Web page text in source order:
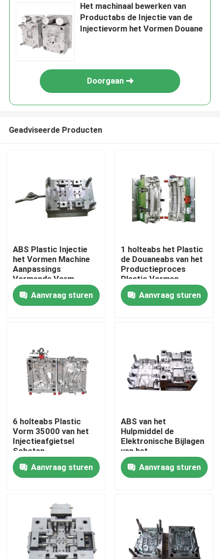
Huis
Producten
Fabrieksreis
Kwaliteitscontrole
Contacteer ons
Nieuws
de producten van het injectieafgietsel
Het plastic Injectie Vormen
Het machinaal bewerken van
Productabs de Injectie van de
Injectievorm het Vormen Douane
Doorgaan
Geadviseerde Producten
ABS Plastic Injectie
het Vormen Machine
Aanpassings
Vormende Vorm
Aanvraag sturen
1 holteabs het Plastic
de Douaneabs van het
Productieproces
Plastic Vormen
Aanvraag sturen
6 holteabs Plastic
Vorm 35000 van het
Injectieafgietsel
Schoten
Aanvraag sturen
ABS van het
Hulpmiddel de
Elektronische Bijlagen
van het
Injectieafgietsel Vorm
van het de
Injectieafgietsel
Aanvraag sturen